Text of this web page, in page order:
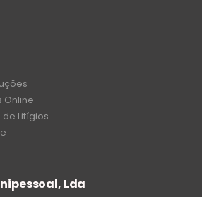
Online
Litígios
Lda